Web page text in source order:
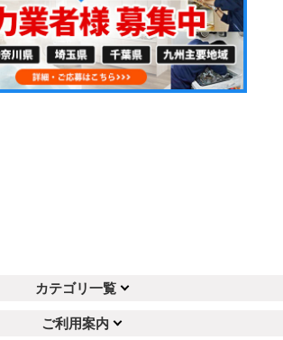
カテゴリ一覧
ご利用案内